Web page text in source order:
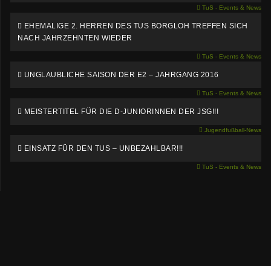
TuS - Events & News
EHEMALIGE 2. HERREN DES TUS BORGLOH TREFFEN SICH
NACH JAHRZEHNTEN WIEDER
TuS - Events & News
UNGLAUBLICHE SAISON DER E2 – JAHRGANG 2016
TuS - Events & News
MEISTERTITEL FÜR DIE D-JUNIORINNEN DER JSG!!!
Jugendfußball-News
EINSATZ FÜR DEN TUS – UNBEZAHLBAR!!!
TuS - Events & News